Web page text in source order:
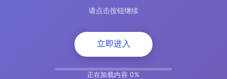
请点击按钮继续
立即进入
正在加载内容 5%